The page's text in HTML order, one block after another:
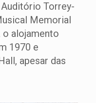
Torrey-
Memorial
o alojamento
1970 e
apesar das